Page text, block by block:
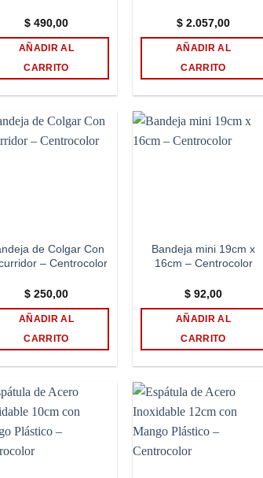
$ 490,00
AÑADIR AL
CARRITO
$ 2.057,00
AÑADIR AL
CARRITO
de Colgar Con
– Centrocolor
$ 250,00
AÑADIR AL
CARRITO
Bandeja mini 19cm x
16cm – Centrocolor
$ 92,00
AÑADIR AL
CARRITO